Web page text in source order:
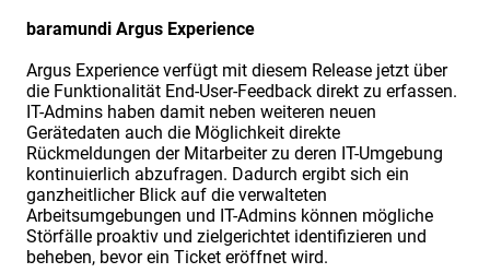
baramundi Argus Experience
Argus Experience verfügt mit diesem Release jetzt über
die Funktionalität End-User-Feedback direkt zu erfassen.
IT-Admins haben damit neben weiteren neuen
Gerätedaten auch die Möglichkeit direkte
Rückmeldungen der Mitarbeiter zu deren IT-Umgebung
kontinuierlich abzufragen. Dadurch ergibt sich ein
ganzheitlicher Blick auf die verwalteten
Arbeitsumgebungen und IT-Admins können mögliche
Störfälle proaktiv und zielgerichtet identifizieren und
beheben, bevor ein Ticket eröffnet wird.